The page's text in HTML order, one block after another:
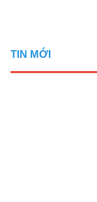
TIN MỚI